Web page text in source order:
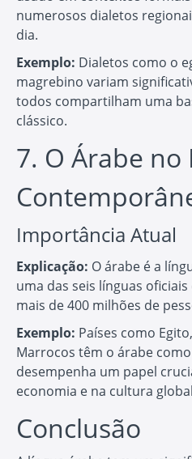
numerosos dialetos
dia.
Exemplo: Dialetos como o
magrebino variam
todos compartilham uma
clássico.
7. O Árabe
Importância Atual
Explicação: O árabe é a
uma das seis línguas
mais de 400 milhões de
Exemplo: Países como
Marrocos têm o árabe
desempenha um papel
economia e na cultura
Conclusão